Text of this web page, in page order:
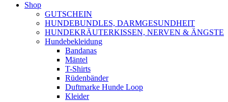
Shop
GUTSCHEIN
HUNDEBUNDLES, DARMGESUNDHEIT
HUNDEKRÄUTERKISSEN, NERVEN & ÄNGSTE
Hundebekleidung
Bandanas
Mäntel
T-Shirts
Rüdenbänder
Duftmarke Hunde Loop
Kleider